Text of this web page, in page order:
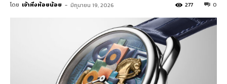
โดย เจ้าหิ่งห้อยน้อย - มิถุนายน 19, 2026 0
277